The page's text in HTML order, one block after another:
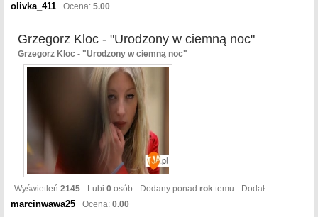
olivka_411 Ocena: 5.00
Grzegorz Kloc - "Urodzony w ciemną noc"
Grzegorz Kloc - "Urodzony w ciemną noc"
Wyświetleń 2145 Lubi 0 osób Dodany ponad rok temu Dodał:
marcinwawa25 Ocena: 0.00